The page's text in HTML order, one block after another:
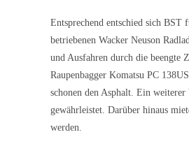
Entsprechend entschied sich
betriebenen Wacker Neuson
und Ausfahren durch die beengte
Raupenbagger Komatsu PC
schonen den Asphalt. Ein weiterer
gewährleistet. Darüber hinaus
werden.